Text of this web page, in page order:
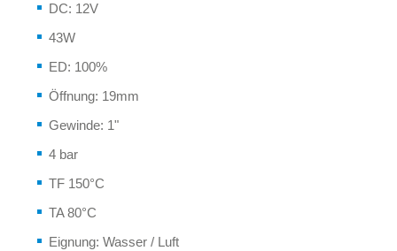
DC: 12V
43W
ED: 100%
Öffnung: 19mm
Gewinde: 1"
4 bar
TF 150°C
TA 80°C
Eignung: Wasser / Luft